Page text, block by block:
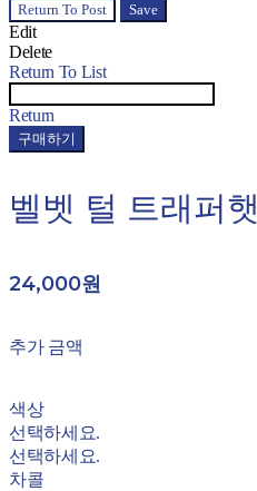
Return To Post Save
Edit
Delete
Return To List
Return
구매하기
벨벳 털 트래퍼햇
24,000원
추가 금액
색상
선택하세요.
선택하세요.
차콜